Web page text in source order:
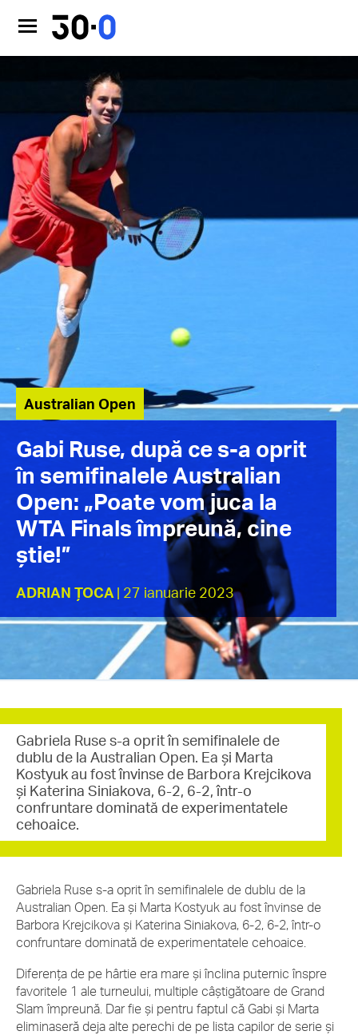
Australian Open
Gabi Ruse, după ce s-a oprit
în semifinalele Australian
Open: „Poate vom juca la
WTA Finals împreună, cine
știe!”
ADRIAN ȚOCA | 27 ianuarie 2023
Gabriela Ruse s-a oprit în semifinalele de
dublu de la Australian Open. Ea și Marta
Kostyuk au fost învinse de Barbora Krejcikova
și Katerina Siniakova, 6-2, 6-2, într-o
confruntare dominată de experimentatele
cehoaice.
Gabriela Ruse s-a oprit în semifinalele de dublu de la
Australian Open. Ea și Marta Kostyuk au fost învinse de
Barbora Krejcikova și Katerina Siniakova, 6-2, 6-2, într-o
confruntare dominată de experimentatele cehoaice.
Diferența de pe hârtie era mare și înclina puternic înspre
favoritele 1 ale turneului, multiple câștigătoare de Grand
Slam împreună. Dar fie și pentru faptul că Gabi și Marta
eliminaseră deja alte perechi de pe lista capilor de serie și